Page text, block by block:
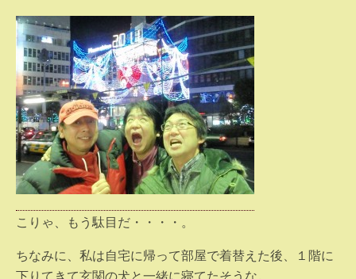
こりゃ、もう駄目だ・・・・。
ちなみに、私は自宅に帰って部屋で着替えた後、１階に